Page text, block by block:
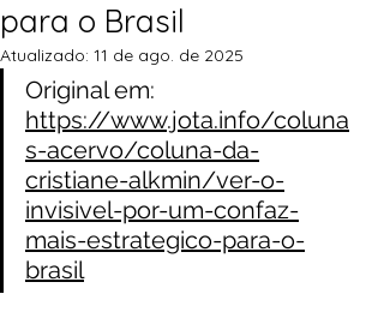
para o Brasil
Atualizado: 11 de ago. de 2025
Original em:
https://www.jota.info/coluna
s-acervo/coluna-da-
cristiane-alkmin/ver-o-
invisivel-por-um-confaz-
mais-estrategico-para-o-
brasil